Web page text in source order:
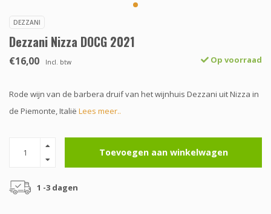
DEZZANI
Dezzani Nizza DOCG 2021
€16,00 Incl. btw Op voorraad
Rode wijn van de barbera druif van het wijnhuis Dezzani uit Nizza in
de Piemonte, Italië Lees meer..
Toevoegen aan winkelwagen
1 -3 dagen